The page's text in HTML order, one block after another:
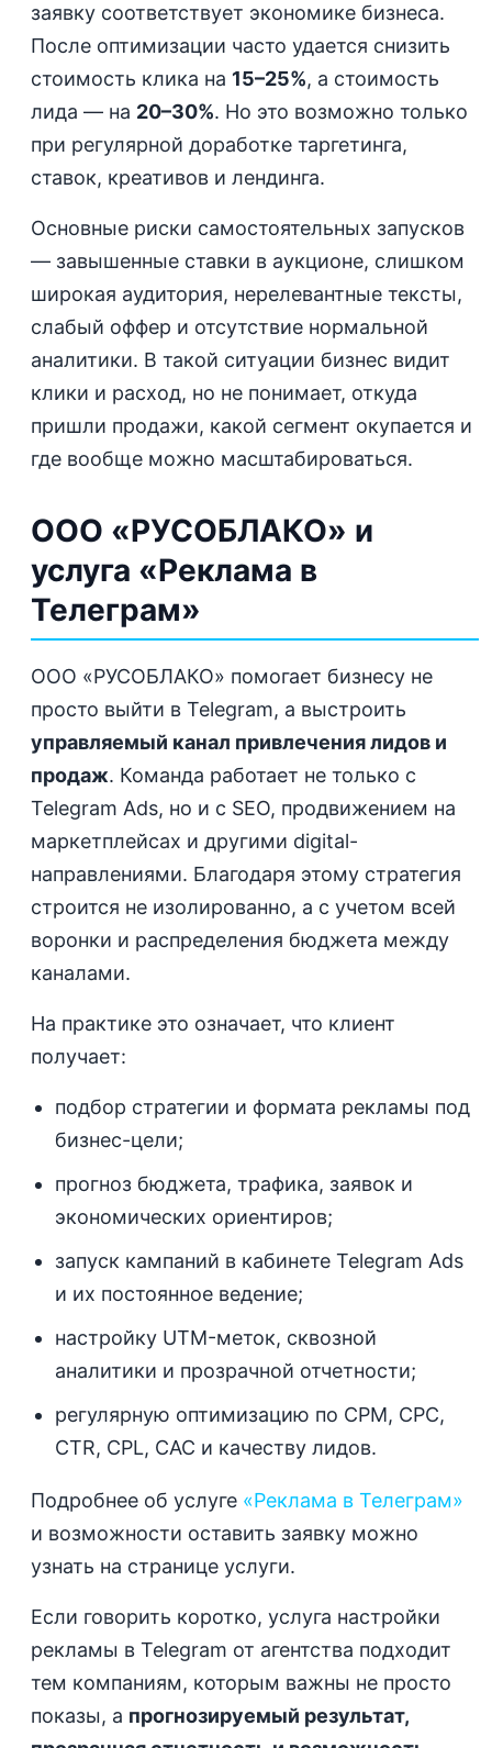
заявку соответствует экономике бизнеса.
После оптимизации часто удается снизить
стоимость клика на 15–25%, а стоимость
лида — на 20–30%. Но это возможно только
при регулярной доработке таргетинга,
ставок, креативов и лендинга.
Основные риски самостоятельных запусков
— завышенные ставки в аукционе, слишком
широкая аудитория, нерелевантные тексты,
слабый оффер и отсутствие нормальной
аналитики. В такой ситуации бизнес видит
клики и расход, но не понимает, откуда
пришли продажи, какой сегмент окупается и
где вообще можно масштабироваться.
ООО «РУСОБЛАКО» и
услуга «Реклама в
Телеграм»
ООО «РУСОБЛАКО» помогает бизнесу не
просто выйти в Telegram, а выстроить
управляемый канал привлечения лидов и
продаж. Команда работает не только с
Telegram Ads, но и с SEO, продвижением на
маркетплейсах и другими digital-
направлениями. Благодаря этому стратегия
строится не изолированно, а с учетом всей
воронки и распределения бюджета между
каналами.
На практике это означает, что клиент
получает:
подбор стратегии и формата рекламы под
бизнес-цели;
прогноз бюджета, трафика, заявок и
экономических ориентиров;
запуск кампаний в кабинете Telegram Ads
и их постоянное ведение;
настройку UTM-меток, сквозной
аналитики и прозрачной отчетности;
регулярную оптимизацию по CPM, CPC,
CTR, CPL, CAC и качеству лидов.
Подробнее об услуге «Реклама в Телеграм»
и возможности оставить заявку можно
узнать на странице услуги.
Если говорить коротко, услуга настройки
рекламы в Telegram от агентства подходит
тем компаниям, которым важны не просто
показы, а прогнозируемый результат,